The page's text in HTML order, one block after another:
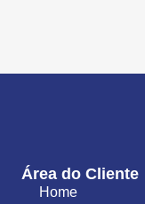
Área do Cliente
Home